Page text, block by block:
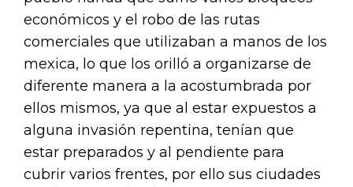
económicos y el robo de las rutas
comerciales que utilizaban a manos de los
mexica, lo que los orilló a organizarse de
diferente manera a la acostumbrada por
ellos mismos, ya que al estar expuestos a
alguna invasión repentina, tenían que
estar preparados y al pendiente para
cubrir varios frentes, por ello sus ciudades